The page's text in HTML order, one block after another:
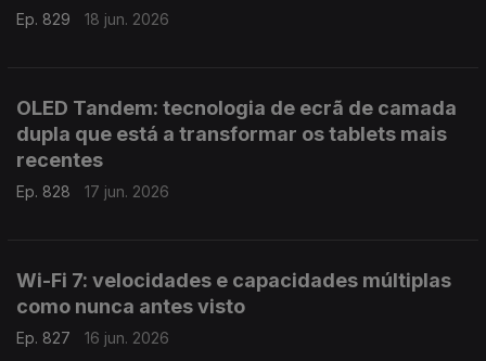
Ep. 829 18 jun. 2026
OLED Tandem: tecnologia de ecrã de camada
dupla que está a transformar os tablets mais
recentes
Ep. 828 17 jun. 2026
Wi-Fi 7: velocidades e capacidades múltiplas
como nunca antes visto
Ep. 827 16 jun. 2026